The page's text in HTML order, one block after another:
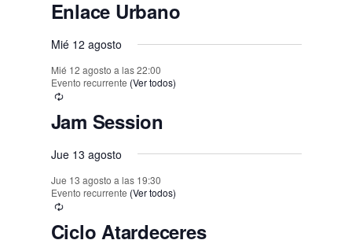
t
o
s
,
,
,
,
,
,
Enlace Urbano
Mié 12 agosto
Mié 12 agosto a las 22:00
Evento recurrente (Ver todos)
Jam Session
Jue 13 agosto
Jue 13 agosto a las 19:30
Evento recurrente (Ver todos)
Ciclo Atardeceres